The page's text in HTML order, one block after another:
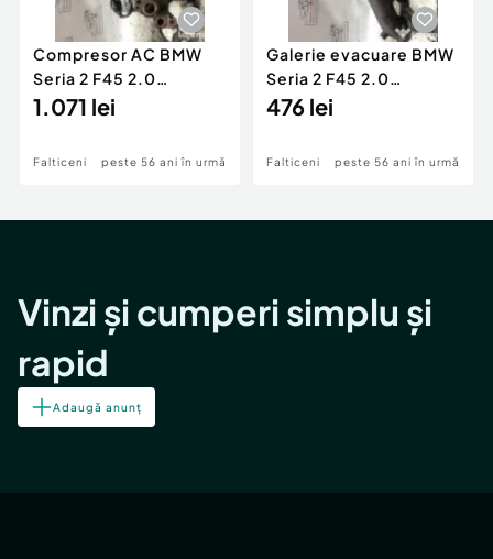
Compresor AC BMW
Seria 2 F45 2.0
Motorina 2016
1.071 lei
Falticeni peste 56 ani în urmă
Galerie evacuare BMW
Seria 2 F45 2.0
Motorina 2016
476 lei
Falticeni peste 56 ani în urmă
Vinzi și cumperi simplu și
rapid
Adaugă anunț